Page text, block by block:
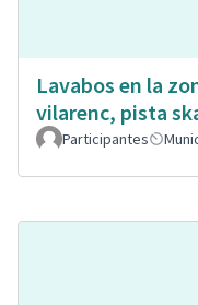
Lavabos en la
vilarenc, pista
Participantes